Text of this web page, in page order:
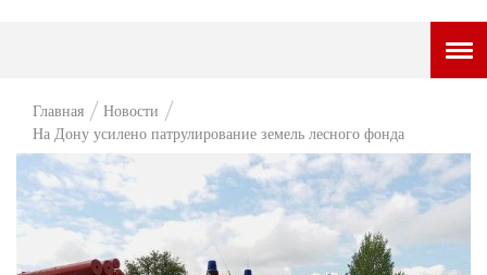
НОВОСТИ
ВОПРОС НЕДЕЛИ
ПРЕМЬЕРА
Главная
Новости
На Дону усилено патрулирование земель лесного фонда